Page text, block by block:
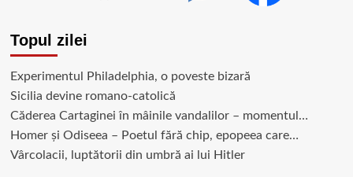
întuneric
Topul zilei
Experimentul Philadelphia, o poveste bizară
Sicilia devine romano-catolică
Căderea Cartaginei în mâinile vandalilor – momentul…
Homer și Odiseea – Poetul fără chip, epopeea care…
Vârcolacii, luptătorii din umbră ai lui Hitler